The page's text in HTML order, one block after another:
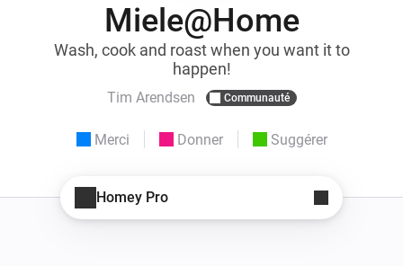
Miele@Home
Wash, cook and roast when you want it to
happen!
Tim Arendsen Communauté
Merci Donner Suggérer
Homey Pro